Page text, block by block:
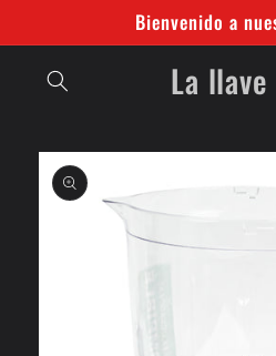
al contenido
Bienvenido a
La
directamente
información
del producto